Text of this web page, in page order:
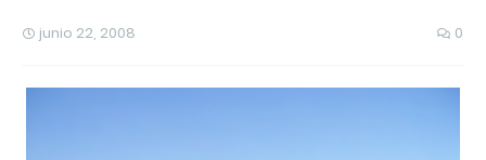
junio 22, 2008 0